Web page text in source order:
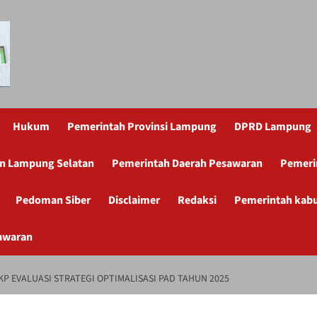
Hukum Pemerintah Provinsi Lampung DPRD Lampung
Lampung Selatan Pemerintah Daerah Pesawaran
Pedoman Siber Disclaimer Redaksi Pemerintah
EVALUASI STRATEGI OPTIMALISASI PAD TAHUN 2025